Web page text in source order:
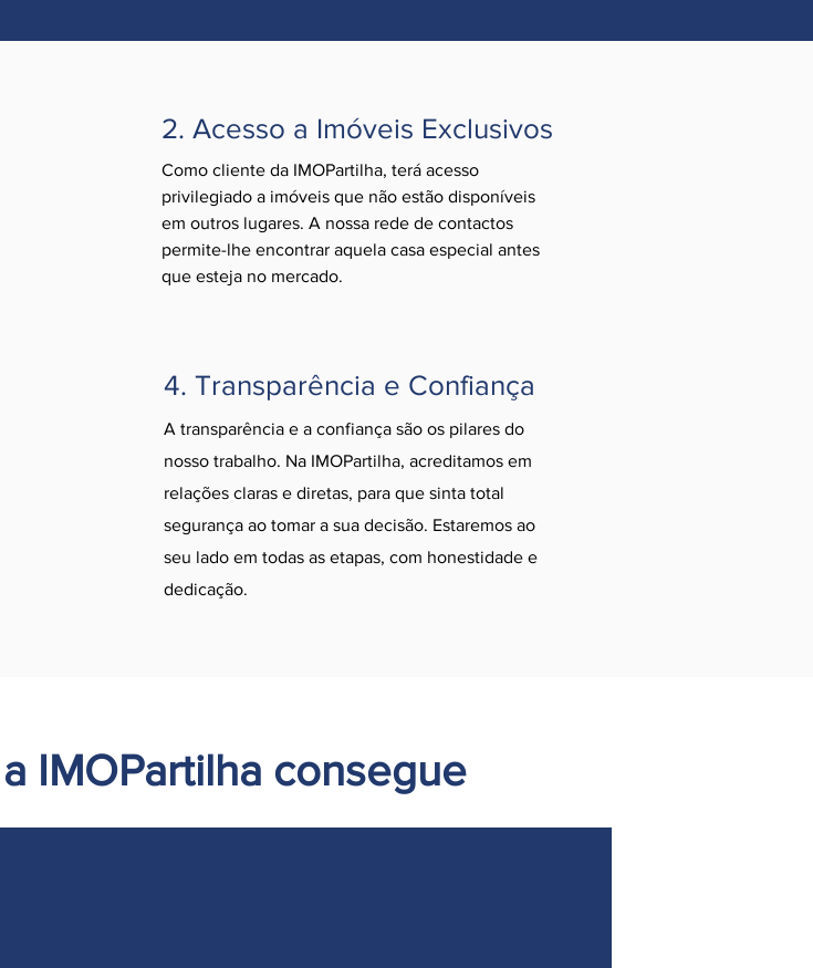
2. Acesso a Imóveis Exclusivos
Como cliente da IMOPartilha, terá acesso
privilegiado a imóveis que não estão disponíveis
em outros lugares. A nossa rede de contactos
permite-lhe encontrar aquela casa especial antes
que esteja no mercado.
4. Transparência e Confiança
A transparência e a confiança são os pilares do
nosso trabalho. Na IMOPartilha, acreditamos em
relações claras e diretas, para que sinta total
segurança ao tomar a sua decisão. Estaremos ao
seu lado em todas as etapas, com honestidade e
dedicação.
IMOPartilha consegue